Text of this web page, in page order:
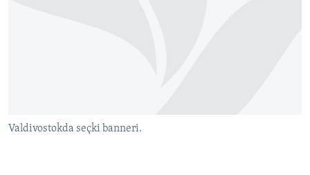
İZ - MƏDƏNIYYƏT PROQRAMI
MATERIALLARIMIZDAN ISTIFADƏ
Valdivostokda seçki banneri.